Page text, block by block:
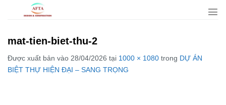
dungmat-tien-biet-thu-2
Được xuất bản vào 28/04/2026 tại 1000 × 1080 trong DỰ ÁN
BIỆT THỰ HIỆN ĐẠI – SANG TRỌNG